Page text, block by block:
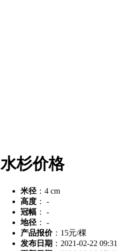
水杉价格
米径 ： 4 cm
高度 ：
-
冠幅 ：
-
地径 ：
-
产品报价： 15元/棵
发布日期 ：2021-02-22 09:31